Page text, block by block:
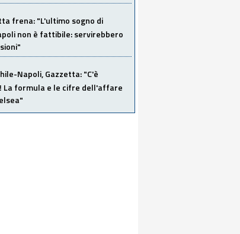
frena: "L'ultimo sogno di
non è fattibile: servirebbero
Napoli, Gazzetta: "C'è
La formula e le cifre dell'affare